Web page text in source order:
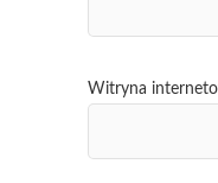
Witryna